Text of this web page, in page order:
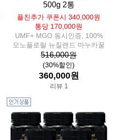
500g 2통
플친추가 쿠폰시 340,000원
통당 170,000원
UMF+ MGO 동시인증, 100%
모노플로랄 뉴질랜드 마누카꿀
516,000원
(30%할인)
360,000원
리뷰 1